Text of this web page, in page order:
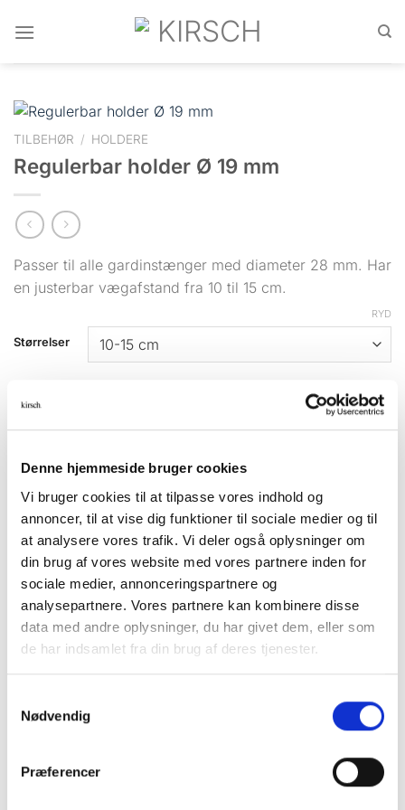
Denne hjemmeside bruger cookies
Vi bruger cookies til at tilpasse vores indhold og
annoncer, til at vise dig funktioner til sociale medier og til
at analysere vores trafik. Vi deler også oplysninger om
din brug af vores website med vores partnere inden for
sociale medier, annonceringspartnere og
analysepartnere. Vores partnere kan kombinere disse
data med andre oplysninger, du har givet dem, eller som
de har indsamlet fra din brug af deres tjenester.
Nødvendig
Præferencer
TILBEHØR / HOLDERE
Regulerbar holder Ø 19 mm
Passer til alle gardinstænger med diameter 28 mm. Har
en justerbar vægafstand fra 10 til 15 cm.
Størrelser
RYD
Varenummer (SKU):
Kategori:Holdere
BESKRIVELSE
YDERLIGERE INFORMATION
Den justerbare holder justeres nemt til ønsket position
Når du har den ønskede position spænder du skruen
Du justerer vægafstanden efter behov afhængig af
hvor langt ud fx vindueskarmen går. Du skal undgå at